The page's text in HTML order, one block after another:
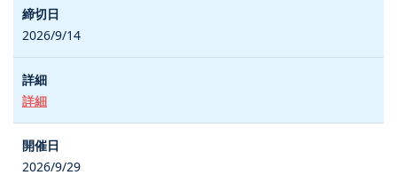
2026/9/14
詳細
2026/9/29